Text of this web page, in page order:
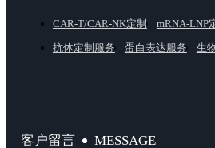
CAR-T/CAR-NK定制 mRNA-LNP
抗体定制服务
蛋白表达服务 生
客户留言 MESSAGE